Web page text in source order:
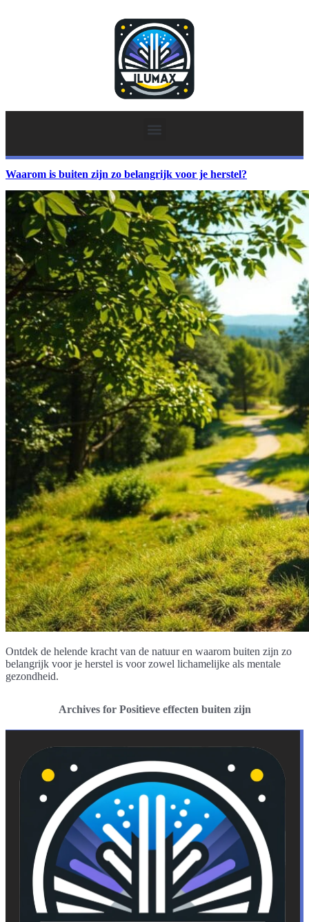
Waarom is buiten zijn zo belangrijk voor je herstel?
Ontdek de helende kracht van de natuur en waarom buiten zijn zo
belangrijk voor je herstel is voor zowel lichamelijke als mentale
gezondheid.
Archives for Positieve effecten buiten zijn